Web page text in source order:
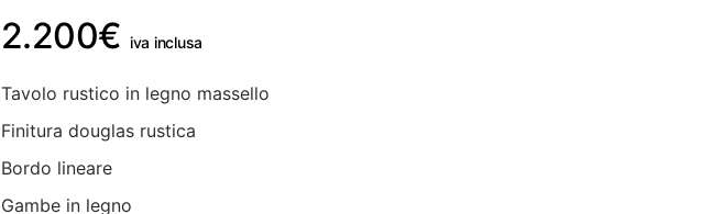
2.200€ iva inclusa
Tavolo rustico in legno massello
Finitura douglas rustica
Bordo lineare
Gambe in legno